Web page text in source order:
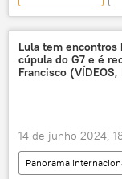
Brasil
Aldo
Emmanuel Macron
França
marco temporal
terras indígenas
Lula tem encontros
cúpula do G7 e é
Francisco (VÍDEOS,
14 de junho 2024,
Panorama